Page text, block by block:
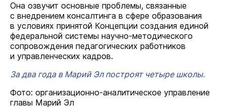
Она озвучит основные проблемы, связанные
с внедрением консалтинга в сфере образования
в условиях принятой Концепции создания единой
федеральной системы научно-методического
сопровождения педагогических работников
и управленческих кадров.
За два года в Марий Эл построят четыре школы.
Фото: организационно-аналитическое управление
главы Марий Эл